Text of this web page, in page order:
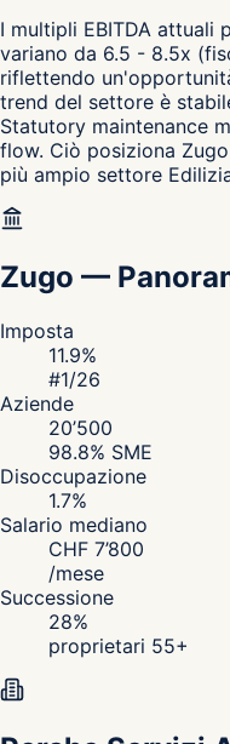
I multipli EBITDA attuali
variano da 6.5 - 8.5x
riflettendo
trend del settore è
Statutory maintenance
flow. Ciò posiziona
più ampio settore
Zugo —
Imposta
11.9%
#1/26
Aziende
20’500
98.8% SME
Disoccupazione
1.7%
Salario mediano
CHF 7’800
/mese
Successione
28%
proprietari 55+